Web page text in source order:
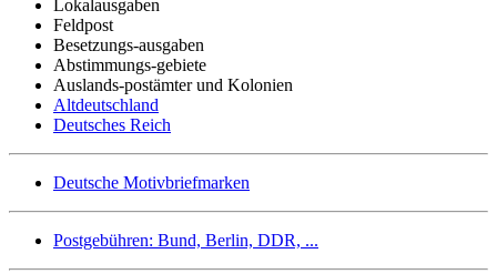
Lokalausgaben
Feldpost
Besetzungs-ausgaben
Abstimmungs-gebiete
Auslands-postämter und Kolonien
Altdeutschland
Deutsches Reich
Deutsche Motivbriefmarken
Postgebühren: Bund, Berlin, DDR, ...